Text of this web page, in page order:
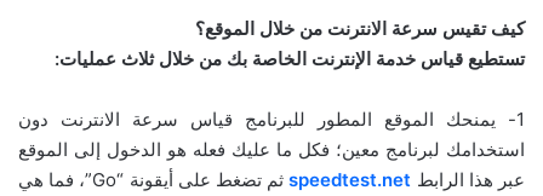
كيف تقيس سرعة الانترنت من خلال الموقع؟
تستطيع قياس خدمة الإنترنت الخاصة بك من خلال ثلاث عمليات:
1- يمنحك الموقع المطور للبرنامج قياس سرعة الانترنت دون
استخدامك لبرنامج معين؛ فكل ما عليك فعله هو الدخول إلى الموقع
عبر هذا الرابط speedtest.net
ثم تضغط على أيقونة “Go”، فما هي